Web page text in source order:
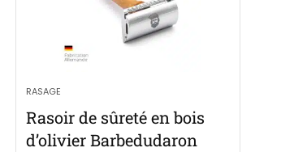
RASAGE
Rasoir de sûreté en bois
d’olivier Barbedudaron